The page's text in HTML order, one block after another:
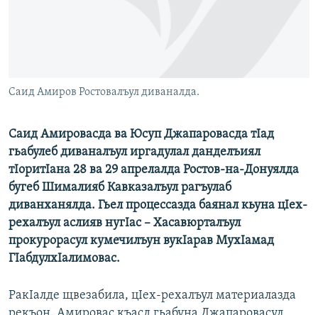
Все сайты РСЕ/РС
Саид Амиров Ростовалъул диваналда.
Саид Амировасда ва Юсуп Джапаровасда тIад
гьабулеб диваналъул иргадулал данделъиял
тIоритIана 28 ва 29 апрелалда Ростов-на-Донуялда
бугеб Шималияб Кавказалъул рагъулаб
диванханялда. Гьел процессазда баянал кьуна цIех-
рехалъул аслияв нугIас – Хасавюрталъул
прокурорасул кумечилъун вукIарав МухIамад
ГIабдулхIалимовас.
РакIалде щвезабила, цIех-рехалъул материалазда